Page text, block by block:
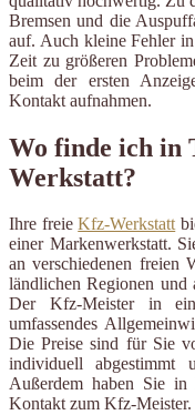
Bremsen und die
auf. Auch kleine Fehler
Zeit zu größeren
beim der ersten
Kontakt aufnahmen.
Wo finde ich in
Werkstatt?
Ihre freieKfz-Werkstatt
einer Markenwerkstatt.
an verschiedenen freien
ländlichen Regionen und
Der Kfz-Meister in
umfassendes
Die Preise sind für Sie
individuell abgestimmt
Außerdem haben Sie
Kontakt zum Kfz-Meister.